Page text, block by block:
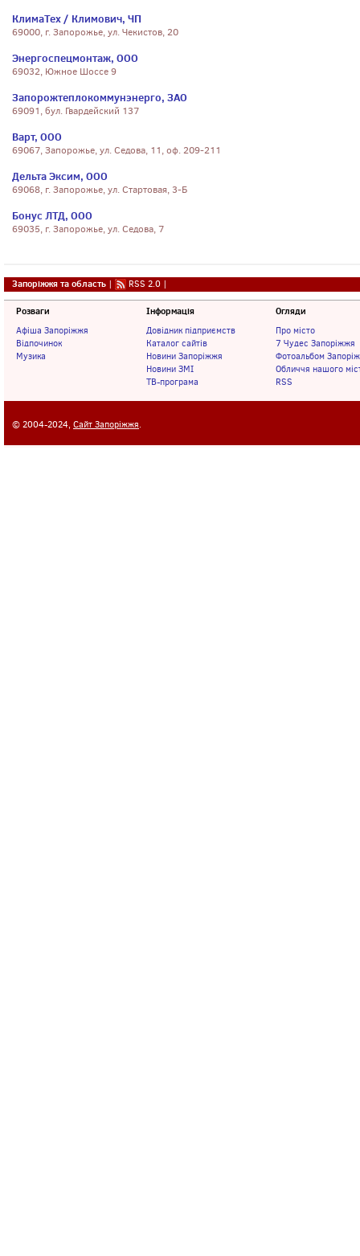
КлимаТех / Климович, ЧП
69000, г. Запорожье, ул. Чекистов, 20
Энергоспецмонтаж, ООО
69032, Южное Шоссе 9
Запорожтеплокоммунэнерго, ЗАО
69091, бул. Гвардейский 137
Варт, ООО
69067, Запорожье, ул. Седова, 11, оф. 209-211
Дельта Эксим, ООО
69068, г. Запорожье, ул. Стартовая, 3-Б
Бонус ЛТД, ООО
69035, г. Запорожье, ул. Седова, 7
Запоріжжя та область | RSS 2.0 |
Розваги
Афіша Запоріжжя
Відпочинок
Музика
Інформація
Довідник підприємств
Каталог сайтів
Новини Запоріжжя
Новини ЗМІ
ТВ-програма
Огляди
Про місто
7 Чудес Запоріжжя
Фотоальбом
Обличчя нашого
RSS
© 2004-2024, Сайт Запоріжжя.